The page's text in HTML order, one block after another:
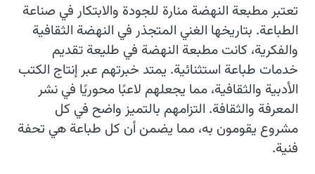
تعتبر مطبعة النهضة منارة للجودة والابتكار في صناعة
الطباعة. بتاريخها الغني المتجذر في النهضة الثقافية
والفكرية، كانت مطبعة النهضة في طليعة تقديم
خدمات طباعة استثنائية. يمتد خبرتهم عبر إنتاج الكتب
الأدبية والثقافية، مما يجعلهم لاعبًا محوريًا في نشر
المعرفة والثقافة. التزامهم بالتميز واضح في كل
مشروع يقومون به، مما يضمن أن كل طباعة هي تحفة
فنية.